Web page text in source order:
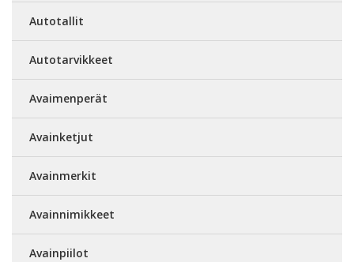
Autotallit
Autotarvikkeet
Avaimenperät
Avainketjut
Avainmerkit
Avainnimikkeet
Avainpiilot